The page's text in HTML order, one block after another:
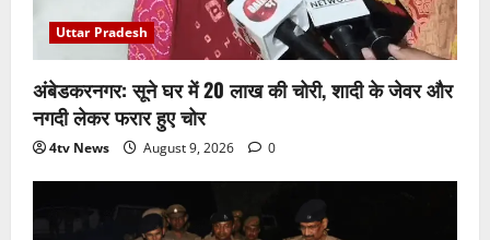
Uttar Pradesh
अंबेडकरनगर: सूने घर में 20 लाख की चोरी, शादी के जेवर और
नगदी लेकर फरार हुए चोर
4tv News August 9, 2026 0